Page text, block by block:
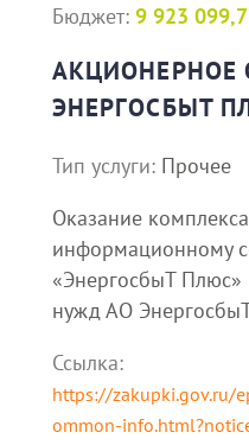
Бюджет: 9 923
АКЦИОНЕРНОЕ
ЭНЕРГОСБЫТ
Тип услуги: Прочее
Оказание
информационному
«ЭнергосбыТ Плюс»
нужд АО
Ссылка:
https://zakupki.gov.ru/
ommon-